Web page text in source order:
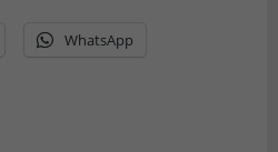
WhatsApp